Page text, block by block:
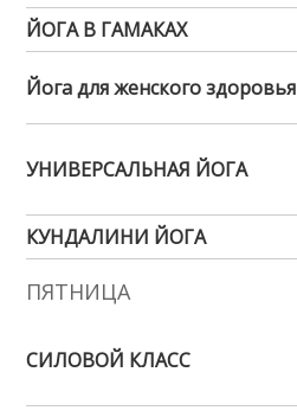
ЙОГА В ГАМАКАХ
Йога для женского здоровья
УНИВЕРСАЛЬНАЯ ЙОГА
КУНДАЛИНИ ЙОГА
ПЯТНИЦА
СИЛОВОЙ КЛАСС